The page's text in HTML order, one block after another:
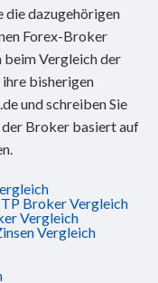
die dazugehörigen
Forex-Broker
beim Vergleich der
bisherigen
und schreiben Sie
Broker basiert auf
Broker Vergleich
Vergleich
Vergleich